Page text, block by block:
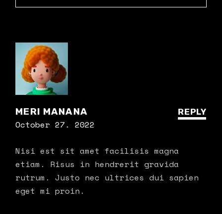
MERI MANANA
October 27. 2022
REPLY
Nisi est sit amet facilisis magna
etiam. Risus in hendrerit gravida
rutrum. Justo nec ultrices dui sapien
eget mi proin.